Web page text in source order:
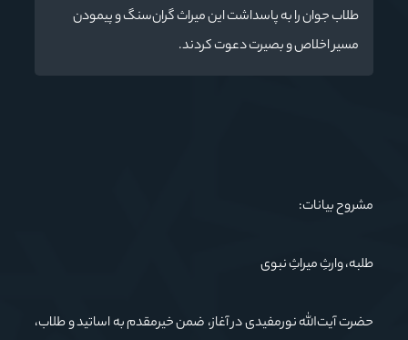
طلاب جوان را به پاسداشت این میراث گران‌سنگ و پیمودن
مسیر اخلاص و بصیرت دعوت کردند.
مشروح بیانات:
طلبه، وارثِ میراثِ نبوی
حضرت آیت‌الله نورمفیدی در آغاز، ضمن خیرمقدم به اساتید و طلاب،